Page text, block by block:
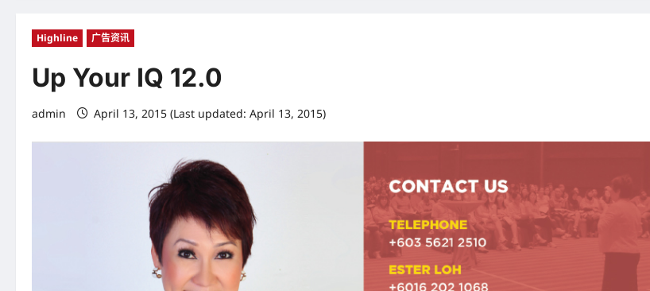
Highline 广告资讯
Up Your IQ 12.0
admin April 13, 2015 (Last updated: April 13, 2015)